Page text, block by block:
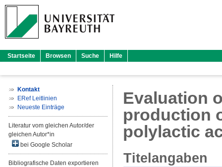
Startseite Browsen Suche Hilfe
Kontakt
ERef Leitlinien
Neueste Einträge
Literatur vom gleichen Autor/der
gleichen Autor*in
bei Google Scholar
Bibliografische Daten exportieren
Evaluation
production
polylactic
Titelangaben